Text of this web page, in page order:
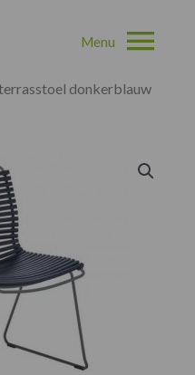
donkerblauw